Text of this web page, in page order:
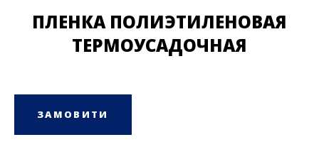
ПЛЕНКА ПОЛИЭТИЛЕНОВАЯ
ТЕРМОУСАДОЧНАЯ
ЗАМОВИТИ